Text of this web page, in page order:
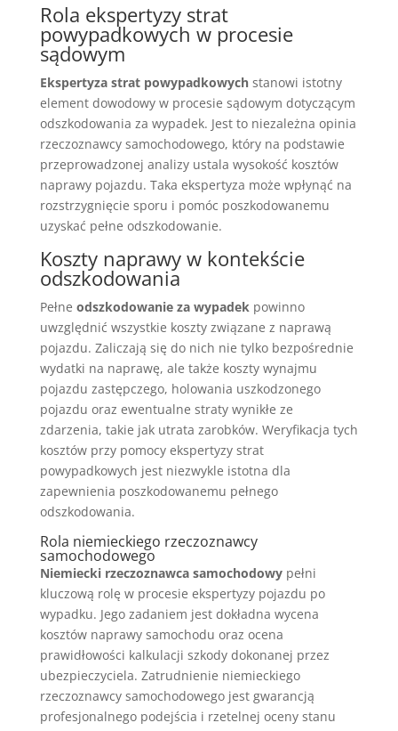
Rola ekspertyzy strat
powypadkowych w procesie
sądowym
Ekspertyza strat powypadkowychstanowi istotny
element dowodowy w procesie sądowym dotyczącym
odszkodowania za wypadek. Jest to niezależna opinia
rzeczoznawcy samochodowego, który na podstawie
przeprowadzonej analizy ustala wysokość kosztów
naprawy pojazdu. Taka ekspertyza może wpłynąć na
rozstrzygnięcie sporu i pomóc poszkodowanemu
uzyskać pełne odszkodowanie.
Koszty naprawy w kontekście
odszkodowania
Pełne odszkodowanie za wypadekpowinno
uwzględnić wszystkie koszty związane z naprawą
pojazdu. Zaliczają się do nich nie tylko bezpośrednie
wydatki na naprawę, ale także koszty wynajmu
pojazdu zastępczego, holowania uszkodzonego
pojazdu oraz ewentualne straty wynikłe ze
zdarzenia, takie jak utrata zarobków. Weryfikacja tych
kosztów przy pomocy ekspertyzy strat
powypadkowych jest niezwykle istotna dla
zapewnienia poszkodowanemu pełnego
odszkodowania.
Rola niemieckiego rzeczoznawcy
samochodowego
Niemiecki rzeczoznawca samochodowypełni
kluczową rolę w procesie ekspertyzy pojazdu po
wypadku. Jego zadaniem jest dokładna wycena
kosztów naprawy samochodu oraz ocena
prawidłowości kalkulacji szkody dokonanej przez
ubezpieczyciela. Zatrudnienie niemieckiego
rzeczoznawcy samochodowego jest gwarancją
profesjonalnego podejścia i rzetelnej oceny stanu